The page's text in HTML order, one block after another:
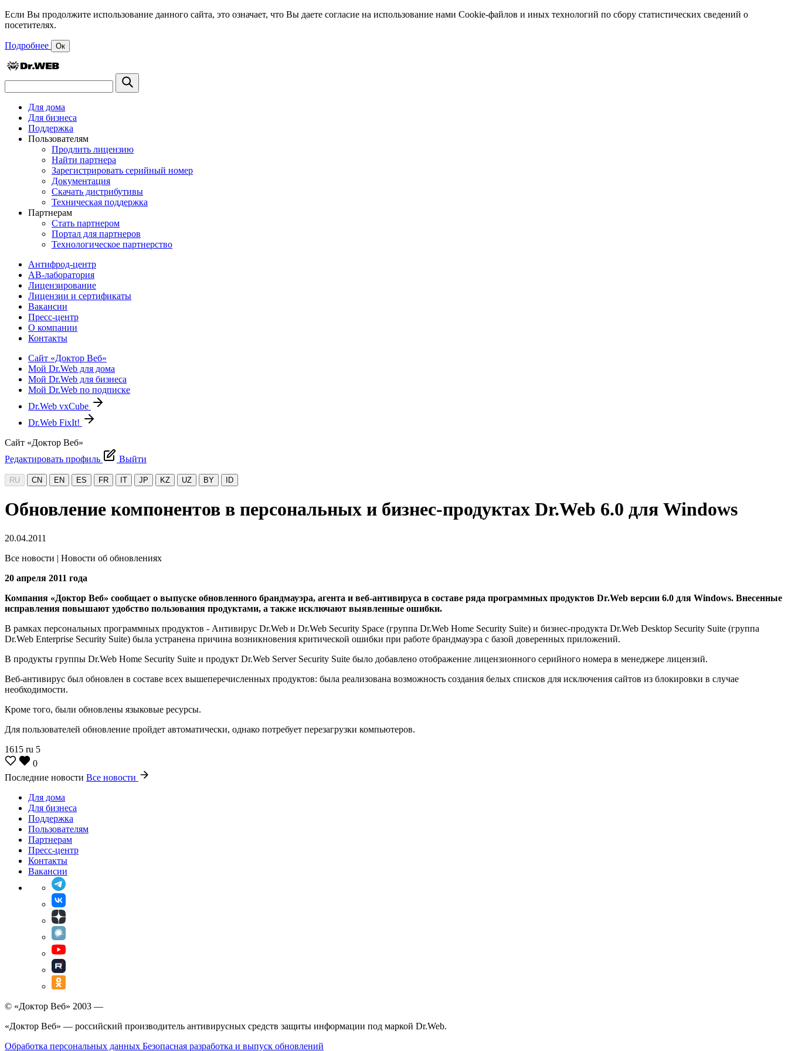
Если Вы продолжите использование данного сайта, это означает, что Вы даете согласие на использование нами Cookie-файлов и иных технологий по сбору статистических сведений о
посетителях.
Подробнее Ок
Для дома
Для бизнеса
Поддержка
Пользователям
Продлить лицензию
Найти партнера
Зарегистрировать серийный номер
Документация
Скачать дистрибутивы
Техническая поддержка
Партнерам
Стать партнером
Портал для партнеров
Технологическое партнерство
Антифрод-центр
АВ-лаборатория
Лицензирование
Лицензии и сертификаты
Вакансии
Пресс-центр
О компании
Контакты
Сайт «Доктор Веб»
Мой Dr.Web для дома
Мой Dr.Web для бизнеса
Мой Dr.Web по подписке
Dr.Web vxCube
Dr.Web FixIt!
Сайт «Доктор Веб»
Редактировать профиль
Выйти
RU CN EN ES FR IT JP KZ UZ BY ID
Обновление компонентов в персональных и бизнес-продуктах Dr.Web 6.0 для Windows
20.04.2011
Все новости | Новости об обновлениях
20 апреля 2011 года
Компания «Доктор Веб» сообщает о выпуске обновленного брандмауэра, агента и веб-антивируса в составе ряда программных продуктов Dr.Web версии 6.0 для Windows. Внесенные
исправления повышают удобство пользования продуктами, а также исключают выявленные ошибки.
В рамках персональных программных продуктов - Антивирус Dr.Web и Dr.Web Security Space (группа Dr.Web Home Security Suite) и бизнес-продукта Dr.Web Desktop Security Suite (группа
Dr.Web Enterprise Security Suite) была устранена причина возникновения критической ошибки при работе брандмауэра с базой доверенных приложений.
В продукты группы Dr.Web Home Security Suite и продукт Dr.Web Server Security Suite было добавлено отображение лицензионного серийного номера в менеджере лицензий.
Веб-антивирус был обновлен в составе всех вышеперечисленных продуктов: была реализована возможность создания белых списков для исключения сайтов из блокировки в случае
необходимости.
Кроме того, были обновлены языковые ресурсы.
Для пользователей обновление пройдет автоматически, однако потребует перезагрузки компьютеров.
1615 ru 5
0
Последние новости Все новости
Для дома
Для бизнеса
Поддержка
Пользователям
Партнерам
Пресс-центр
Контакты
Вакансии
© «Доктор Веб» 2003 —
«Доктор Веб» — российский производитель антивирусных средств защиты информации под маркой Dr.Web.
Обработка персональных данных Безопасная разработка и выпуск обновлений